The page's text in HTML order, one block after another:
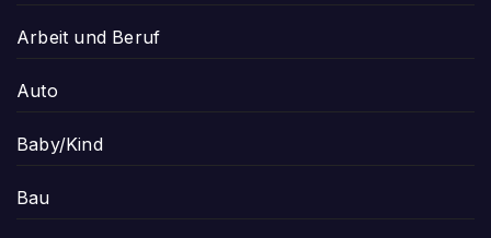
Arbeit und Beruf
Auto
Baby/Kind
Bau